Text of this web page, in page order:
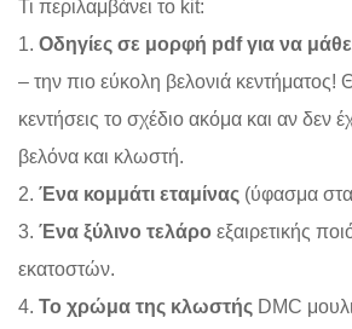
Τι περιλαμβάνει το kit:
1. Οδηγίες σε μορφή pdf για να
– την πιο εύκολη βελονιά κεντήματος!
κεντήσεις το σχέδιο ακόμα και αν δεν
βελόνα και κλωστή.
2. Ένα κομμάτι εταμίνας (ύφασμα
3. Ένα ξύλινο τελάρο εξαιρετικής
εκατοστών.
4. Το χρώμα της κλωστής DMC